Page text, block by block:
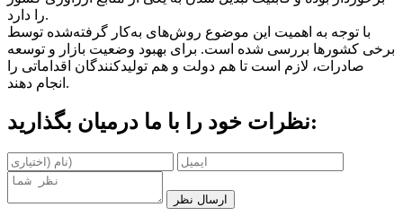
را دارد.
با توجه به اهمیت این موضوع روش‌های به‌کار گرفته‌شده توسط
برخی کشورها بررسی شده است. برای بهبود وضعیت بازار و توسعه
صادرات، لازم است تا هم دولت و هم تولیدکنندگان اقداماتی را
انجام دهند.
نظرات خود را با ما درمیان بگذارید:
ارسال نظر